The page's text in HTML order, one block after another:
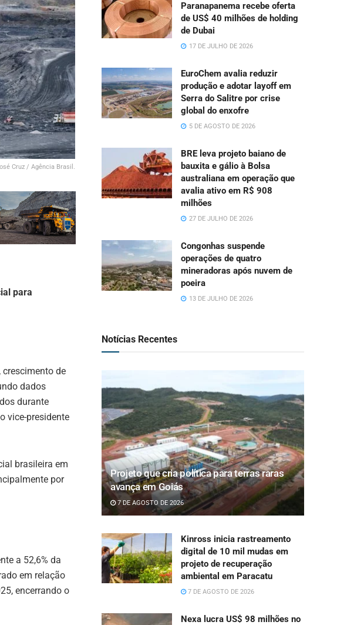
Cruz / Agência Brasil.
para
de
dados
durante
vice-presidente
brasileira em
por
a 52,6% da
em relação
encerrando o
Paranapanema recebe oferta
de US$ 40 milhões de holding
de Dubai
17 DE JULHO DE 2026
EuroChem avalia reduzir
produção e adotar layoff em
Serra do Salitre por crise
global do enxofre
5 DE AGOSTO DE 2026
BRE leva projeto baiano de
bauxita e gálio à Bolsa
australiana em operação que
avalia ativo em R$ 908
milhões
27 DE JULHO DE 2026
Congonhas suspende
operações de quatro
mineradoras após nuvem de
poeira
13 DE JULHO DE 2026
Notícias Recentes
Projeto que cria política para terras raras
avança em Goiás
7 DE AGOSTO DE 2026
Kinross inicia rastreamento
digital de 10 mil mudas em
projeto de recuperação
ambiental em Paracatu
7 DE AGOSTO DE 2026
Nexa lucra US$ 98 milhões no